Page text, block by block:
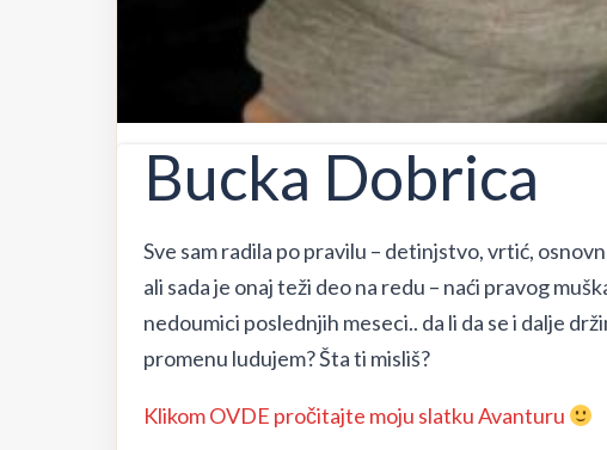
Bucka Dobrica
Sve sam radila po pravilu – detinjstvo, vrtić,
ali sada je onaj teži deo na redu – naći pravog
nedoumici poslednjih meseci.. da li da se i dalje
promenu ludujem? Šta ti misliš?
Klikom OVDE pročitajte moju slatku Avanturu